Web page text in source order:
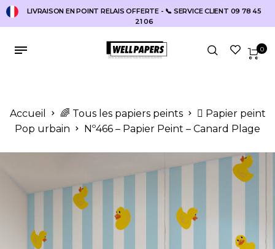
LIVRAISON EN POINT RELAIS OFFERTE - 📞 SERVICE CLIENT 09 78 45
21 06
0
Accueil 🌈 Tous les papiers peints
🫟 Papier peint
Pop urbain
Nº466 – Papier Peint – Canard Plage